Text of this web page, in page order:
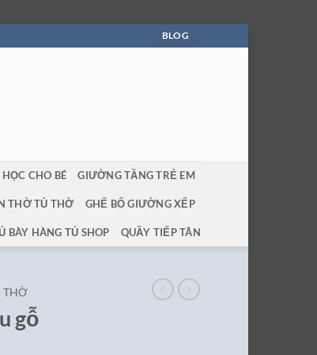
BLOG
CHO BÉ GIƯỜNG TẦNG TRẺ EM
THỜ TỦ THỜ GHẾ BỐ GIƯỜNG XẾP
BÀY HÀNG TỦ SHOP QUẦY TIẾP TÂN
THỜ
gỗ